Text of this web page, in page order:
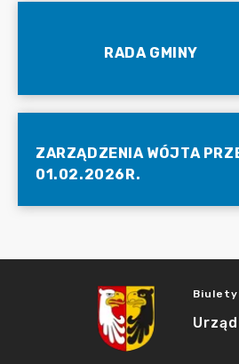
RADA GMINY
ZARZĄDZENIA WÓJTA
01.02.2026R.